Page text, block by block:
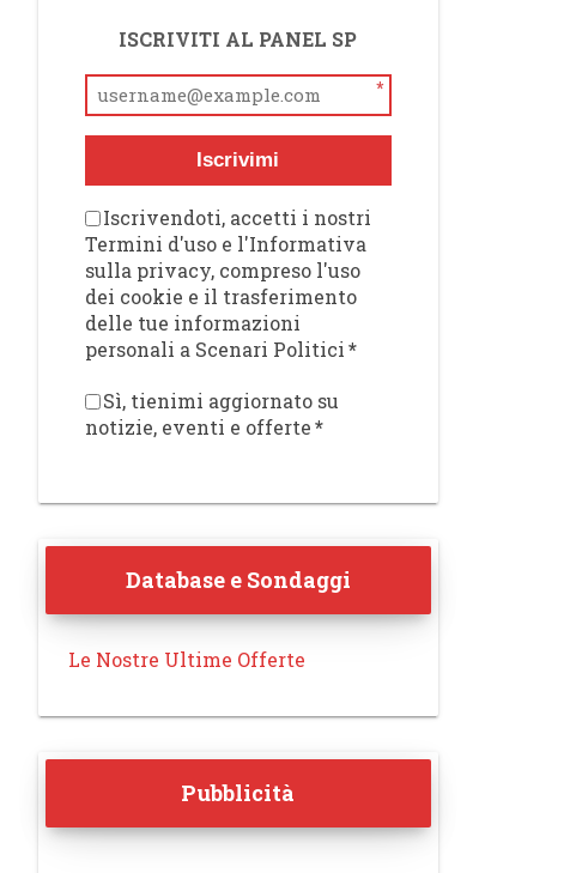
ISCRIVITI AL PANEL SP
*
Iscrivimi
Iscrivendoti, accetti i nostri
Termini d'uso e l'Informativa
sulla privacy, compreso l'uso
dei cookie e il trasferimento
delle tue informazioni
personali a Scenari Politici*
Sì, tienimi aggiornato su
notizie, eventi e offerte*
Database e Sondaggi
Le Nostre Ultime Offerte
Pubblicità